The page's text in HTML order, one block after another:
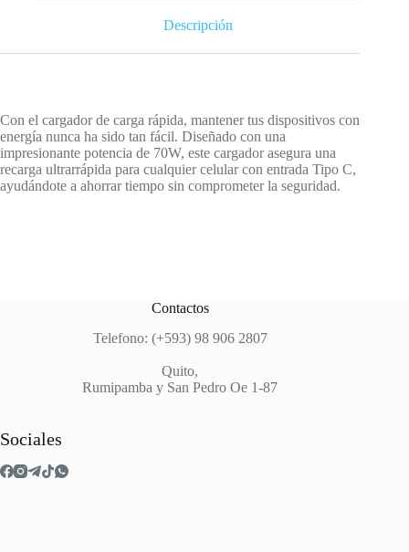
Descripción
Con el cargador de carga rápida, mantener tus dispositivos con
energía nunca ha sido tan fácil. Diseñado con una
impresionante potencia de 70W, este cargador asegura una
recarga ultrarrápida para cualquier celular con entrada Tipo C,
ayudándote a ahorrar tiempo sin comprometer la seguridad.
Contactos
Telefono: (+593) 98 906 2807
Quito,
Rumipamba y San Pedro Oe 1-87
Sociales